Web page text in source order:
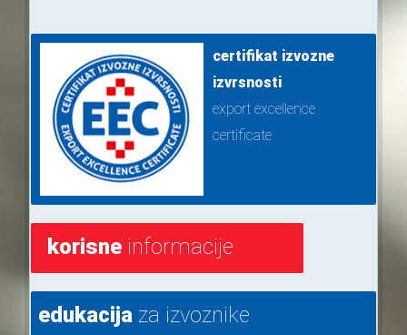
certifikat izvozne
izvrsnosti
export excellence
certificate
korisneinformacije
edukacijaza izvoznike